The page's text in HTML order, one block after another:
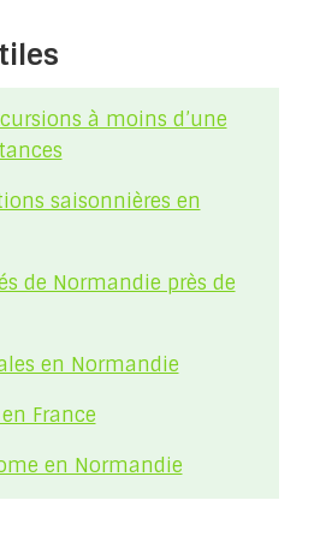
à moins d’une
saisonnières en
de Normandie près de
en Normandie
France
en Normandie